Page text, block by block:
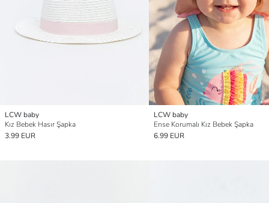
LCW baby
Kız Bebek Hasır Şapka
3.99 EUR
LCW baby
Ense Korumalı Kız Bebek Şapka
6.99 EUR